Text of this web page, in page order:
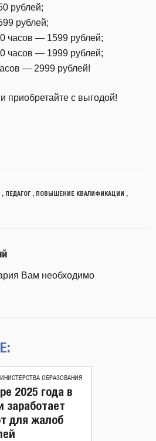
рублей;
рублей;
часов — 1599 рублей;
часов — 1999 рублей;
— 2999 рублей!
и приобретайте с выгодой!
, ПЕДАГОГ, ПОВЫШЕНИЕ КВАЛИФИКАЦИИ ,
Вам необходимо
ОБРАЗОВАНИЯ
2025 года в
заработает
для жалоб